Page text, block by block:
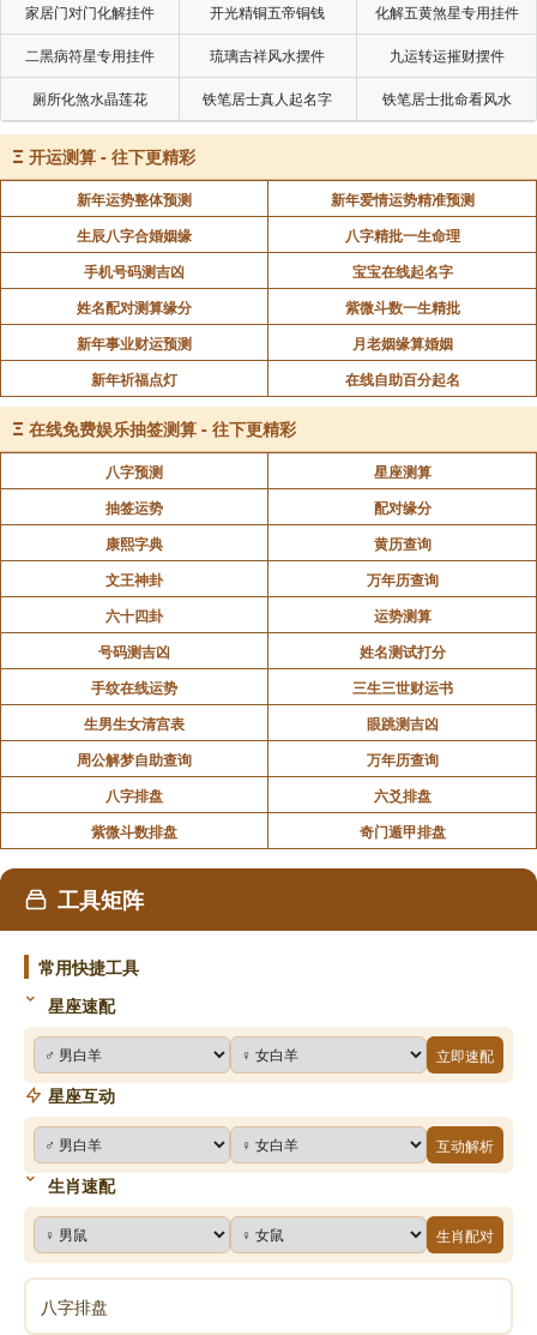
家居门对门化解挂件 开光精铜五帝铜钱 化解五黄煞星专用挂件
二黑病符星专用挂件 琉璃吉祥风水摆件 九运转运摧财摆件
厕所化煞水晶莲花 铁笔居士真人起名字 铁笔居士批命看风水
Ξ 开运测算 - 往下更精彩
新年运势整体预测
新年爱情运势精准预测
生辰八字合婚姻缘
八字精批一生命理
手机号码测吉凶
宝宝在线起名字
姓名配对测算缘分
紫微斗数一生精批
新年事业财运预测
月老姻缘算婚姻
新年祈福点灯
在线自助百分起名
Ξ 在线免费娱乐抽签测算 - 往下更精彩
八字预测
星座测算
抽签运势
配对缘分
康熙字典
黄历查询
文王神卦
万年历查询
六十四卦
运势测算
号码测吉凶
姓名测试打分
手纹在线运势
三生三世财运书
生男生女清宫表
眼跳测吉凶
周公解梦自助查询
万年历查询
八字排盘
六爻排盘
紫微斗数排盘
奇门遁甲排盘
工具矩阵
常用快捷工具
星座速配
立即速配
星座互动
互动解析
生肖速配
生肖配对
八字排盘